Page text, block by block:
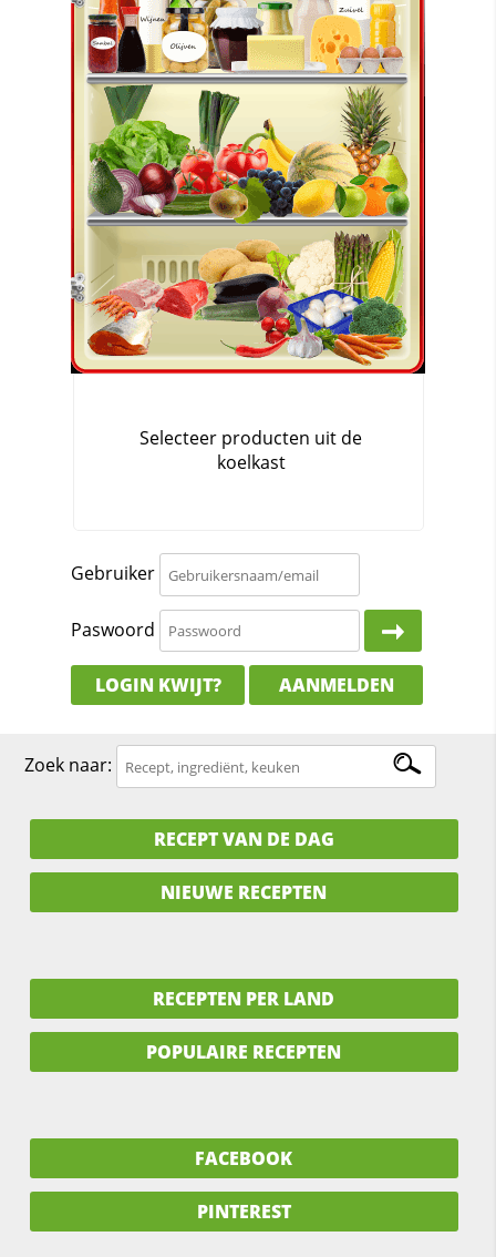
Gebruiker
Paswoord
LOGIN KWIJT? AANMELDEN
Zoek naar:
RECEPT VAN DE DAG
NIEUWE RECEPTEN
RECEPTEN PER LAND
POPULAIRE RECEPTEN
FACEBOOK
PINTEREST